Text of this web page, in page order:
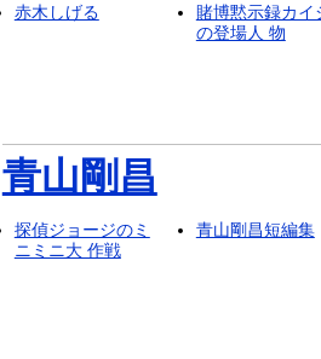
赤木しげる
賭博黙示録カイ
の登場人 物
青山剛昌
探偵ジョージのミ
ニミニ大 作戦
青山剛昌短編集